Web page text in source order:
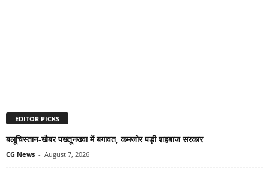
EDITOR PICKS
बलूचिस्तान-खैबर पख्तूनख्वा में बगावत, कमजोर पड़ी शहबाज सरकार
CG News - August 7, 2026